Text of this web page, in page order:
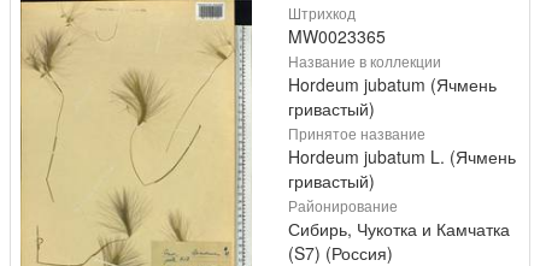
Штрихкод
MW0023365
Название в коллекции
Hordeum jubatum (Ячмень
гривастый)
Принятое название
Hordeum jubatum L. (Ячмень
гривастый)
Районирование
Сибирь, Чукотка и Камчатка
(S7) (Россия)